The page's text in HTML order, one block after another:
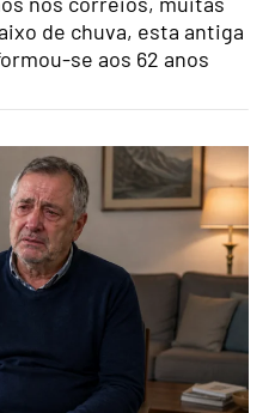
de chuva, esta antiga
se aos 62 anos